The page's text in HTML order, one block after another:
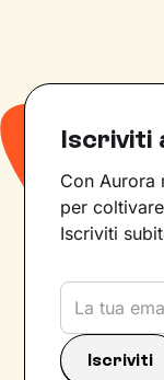
Iscriviti
Con Aurora
per
Iscriviti